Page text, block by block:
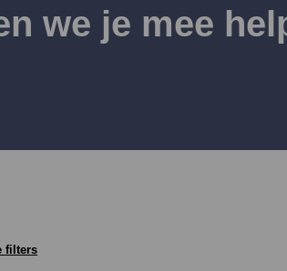
we je mee
filters